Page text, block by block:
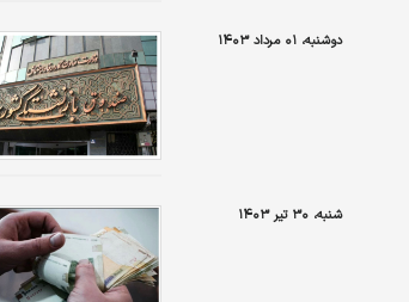
دوشنبه، ۰۱ مرداد ۱۴۰۳
شنبه، ۳۰ تیر ۱۴۰۳